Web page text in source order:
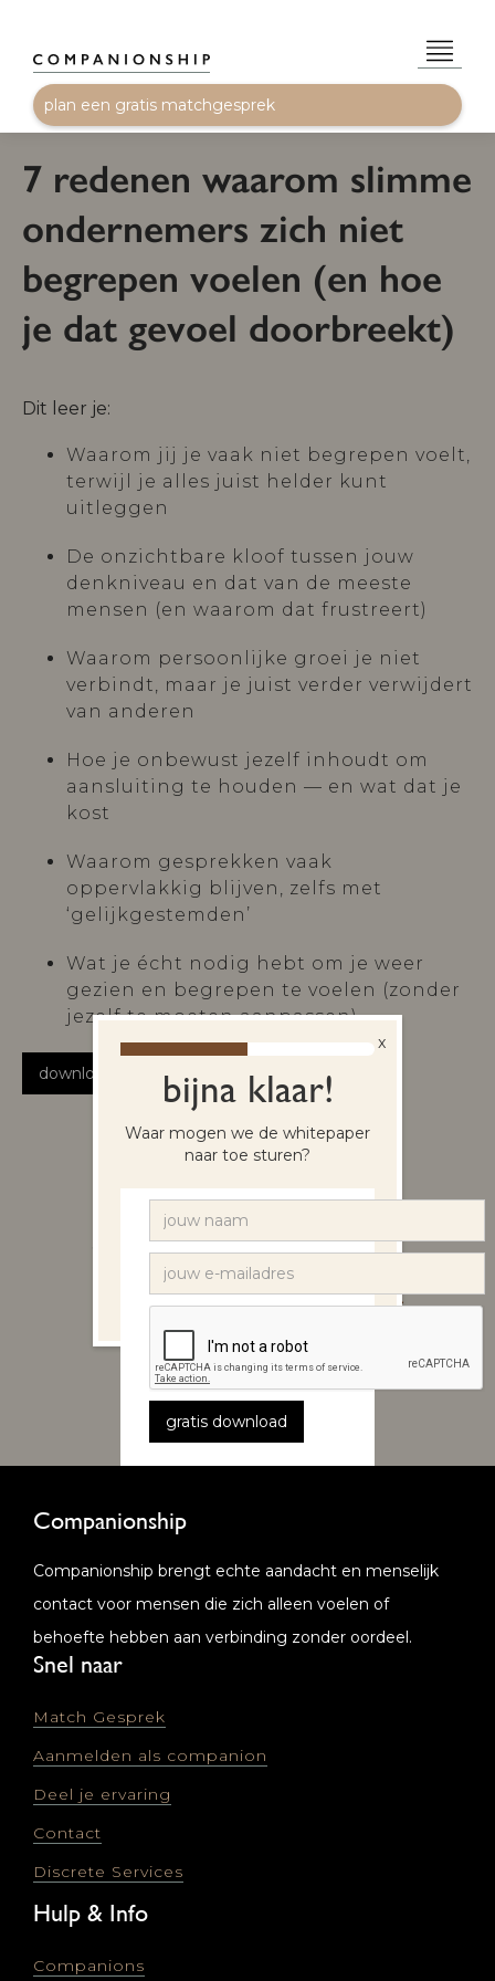
plan een gratis matchgesprek
7 redenen waarom slimme
ondernemers zich niet
begrepen voelen (en hoe
je dat gevoel doorbreekt)
Dit leer je:
Waarom jij je vaak niet begrepen voelt,
terwijl je alles juist helder kunt
uitleggen
De onzichtbare kloof tussen jouw
denkniveau en dat van de meeste
mensen (en waarom dat frustreert)
Waarom persoonlijke groei je niet
verbindt, maar je juist verder verwijdert
van anderen
Hoe je onbewust jezelf inhoudt om
aansluiting te houden — en wat dat je
kost
Waarom gesprekken vaak
oppervlakkig blijven, zelfs met
‘gelijkgestemden’
Wat je écht nodig hebt om je weer
gezien en begrepen te voelen (zonder
jezelf te moeten aanpassen)
download nu
x
bijna klaar!
Waar mogen we de whitepaper
naar toe sturen?
elk moment afmelden
Companionship
Companionship brengt echte aandacht en menselijk
contact voor mensen die zich alleen voelen of
behoefte hebben aan verbinding zonder oordeel.
Snel naar
Match Gesprek
Aanmelden als companion
Deel je ervaring
Contact
Discrete Services
Hulp & Info
Companions